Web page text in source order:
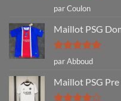
Note5sur
5
par Coulon
Maillot PSG
Note5sur
5
par Abboud
Maillot PSG